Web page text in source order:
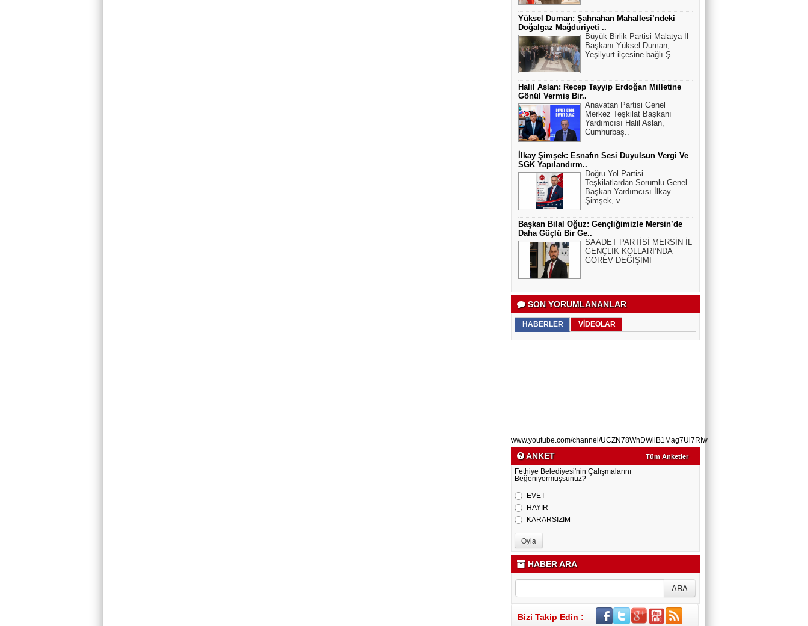
Yüksel Duman: Şahnahan Mahallesi’ndeki
Doğalgaz Mağduriyeti ..
Büyük Birlik Partisi Malatya İl
Başkanı Yüksel Duman,
Yeşilyurt ilçesine bağlı Ş..
Halil Aslan: Recep Tayyip Erdoğan Milletine
Gönül Vermiş Bir..
Anavatan Partisi Genel
Merkez Teşkilat Başkanı
Yardımcısı Halil Aslan,
Cumhurbaş..
İlkay Şimşek: Esnafın Sesi Duyulsun Vergi Ve
SGK Yapılandırm..
Doğru Yol Partisi
Teşkilatlardan Sorumlu Genel
Başkan Yardımcısı İlkay
Şimşek, v..
Başkan Bilal Oğuz: Gençliğimizle Mersin’de
Daha Güçlü Bir Ge..
SAADET PARTİSİ MERSİN İL
GENÇLİK KOLLARI’NDA
GÖREV DEĞİŞİMİ
SON YORUMLANANLAR
HABERLER VİDEOLAR
www.youtube.com/channel/UCZN78WhDWllB1Mag7Ul7RIw
ANKET Tüm Anketler
Fethiye Belediyesi'nin Çalışmalarını
Beğeniyormuşsunuz?
EVET
HAYIR
KARARSIZIM
HABER ARA
Bizi Takip Edin :